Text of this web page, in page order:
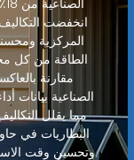
المركزية
مقارنة
الصناعية بيانات
البطاريات في